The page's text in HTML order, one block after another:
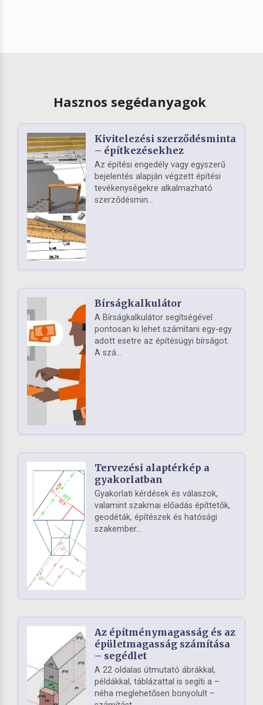
Hasznos segédanyagok
Kivitelezési szerződésminta
– építkezésekhez
Az építési engedély vagy egyszerű
bejelentés alapján végzett építési
tevékenységekre alkalmazható
szerződésmin...
Bírságkalkulátor
A Bírságkalkulátor segítségével
pontosan ki lehet számítani egy-egy
adott esetre az építésügyi bírságot.
A szá...
Tervezési alaptérkép a
gyakorlatban
Gyakorlati kérdések és válaszok,
valamint szakmai előadás építtetők,
geodéták, építészek és hatósági
szakember...
Az építménymagasság és az
épületmagasság számítása
– segédlet
A 22 oldalas útmutató ábrákkal,
példákkal, táblázattal is segíti a –
néha meglehetősen bonyolult –